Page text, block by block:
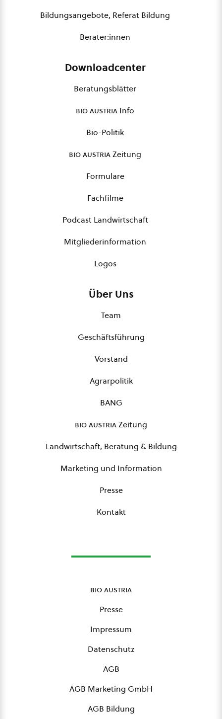
Bildungsangebote, Referat Bildung
Berater:innen
Downloadcenter
Beratungsblätter
bio austria Info
Bio-Politik
bio austriaZeitung
Formulare
Fachfilme
Podcast Landwirtschaft
Mitgliederinformation
Logos
Über Uns
Team
Geschäftsführung
Vorstand
Agrarpolitik
BANG
bio austriaZeitung
Landwirtschaft, Beratung & Bildung
Marketing und Information
Presse
Kontakt
bio austria
Presse
Impressum
Datenschutz
AGB
AGB Marketing GmbH
AGB Bildung